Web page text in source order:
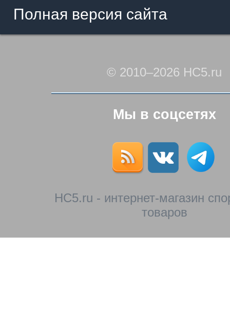
Полная версия сайта
© 2010–2026 HC5.ru
Мы в соцсетях
HC5.ru - интернет-магазин
товаров